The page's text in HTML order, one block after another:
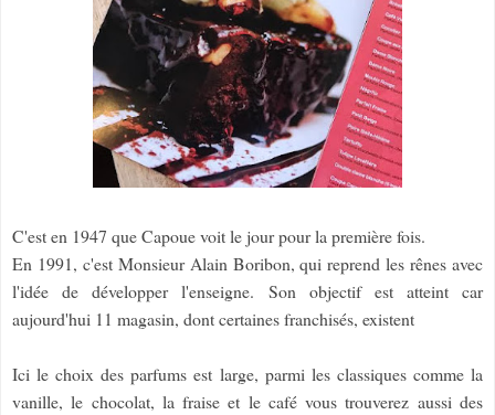
C'est en 1947 que Capoue voit le jour pour la première fois.
En 1991, c'est Monsieur Alain Boribon, qui reprend les rênes avec
l'idée de développer l'enseigne. Son objectif est atteint car
aujourd'hui 11 magasin, dont certaines franchisés, existent
Ici le choix des parfums est large, parmi les classiques comme la
vanille, le chocolat, la fraise et le café vous trouverez aussi des